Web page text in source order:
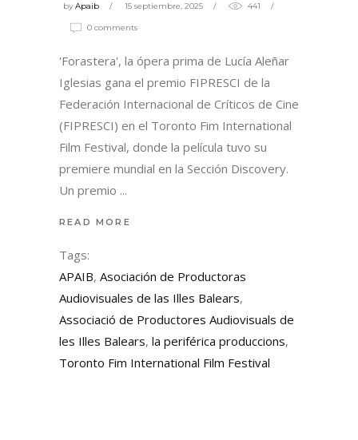
byApaib 15 septiembre, 2025 441
0 comments
'Forastera', la ópera prima de Lucía Aleñar
Iglesias gana el premio FIPRESCI de la
Federación Internacional de Críticos de Cine
(FIPRESCI) en el Toronto Fim International
Film Festival, donde la película tuvo su
premiere mundial en la Sección Discovery.
Un premio
READ MORE
Tags:
APAIB, Asociación de Productoras
Audiovisuales de las Illes Balears,
Associació de Productores Audiovisuals de
les Illes Balears, la periférica produccions,
Toronto Fim International Film Festival